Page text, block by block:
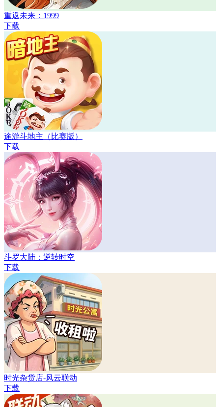
重返未来：1999
下载
途游斗地主（比赛版）
下载
斗罗大陆：逆转时空
下载
时光杂货店-风云联动
下载